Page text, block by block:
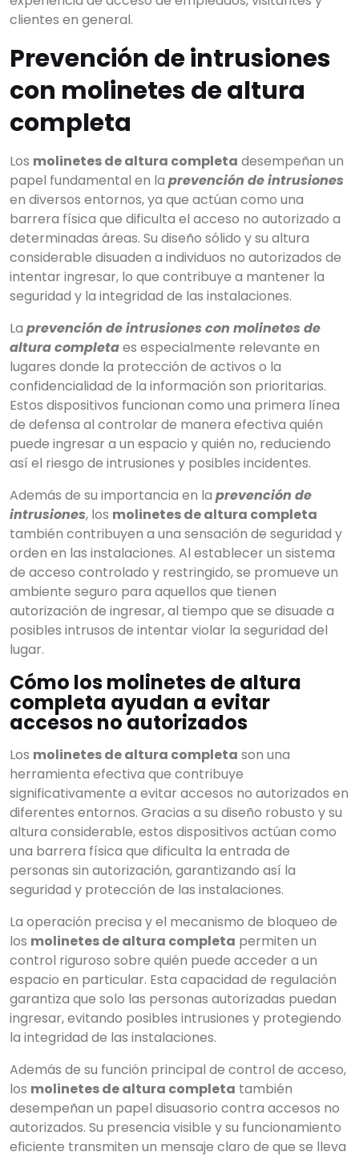
Buscar
CATEGORIAS ▾
clientes en general.
Prevención de intrusiones
con molinetes de altura
completa
Los molinetes de altura completa desempeñan un
papel fundamental en la prevención de intrusiones
en diversos entornos, ya que actúan como una
barrera física que dificulta el acceso no autorizado a
determinadas áreas. Su diseño sólido y su altura
considerable disuaden a individuos no autorizados de
intentar ingresar, lo que contribuye a mantener la
seguridad y la integridad de las instalaciones.
La prevención de intrusiones con molinetes de
altura completaes especialmente relevante en
lugares donde la protección de activos o la
confidencialidad de la información son prioritarias.
Estos dispositivos funcionan como una primera línea
de defensa al controlar de manera efectiva quién
puede ingresar a un espacio y quién no, reduciendo
así el riesgo de intrusiones y posibles incidentes.
Además de su importancia en la prevención de
intrusiones, los molinetes de altura completa
también contribuyen a una sensación de seguridad y
orden en las instalaciones. Al establecer un sistema
de acceso controlado y restringido, se promueve un
ambiente seguro para aquellos que tienen
autorización de ingresar, al tiempo que se disuade a
posibles intrusos de intentar violar la seguridad del
lugar.
Cómo los molinetes de altura
completa ayudan a evitar
accesos no autorizados
Los molinetes de altura completa son una
herramienta efectiva que contribuye
significativamente a evitar accesos no autorizados en
diferentes entornos. Gracias a su diseño robusto y su
altura considerable, estos dispositivos actúan como
una barrera física que dificulta la entrada de
personas sin autorización, garantizando así la
seguridad y protección de las instalaciones.
La operación precisa y el mecanismo de bloqueo de
los molinetes de altura completa permiten un
control riguroso sobre quién puede acceder a un
espacio en particular. Esta capacidad de regulación
garantiza que solo las personas autorizadas puedan
ingresar, evitando posibles intrusiones y protegiendo
la integridad de las instalaciones.
Además de su función principal de control de acceso,
los molinetes de altura completa también
desempeñan un papel disuasorio contra accesos no
autorizados. Su presencia visible y su funcionamiento
eficiente transmiten un mensaje claro de que se lleva